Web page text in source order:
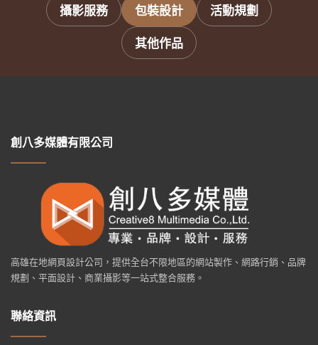
攝影服務
包裝設計
活動規劃
其他作品
創八多媒體有限公司
高雄在地網頁設計公司，提供全台不限地區的網站製作、網路行銷、品牌
規劃、平面設計、商業攝影等一站式整合服務。
聯絡資訊